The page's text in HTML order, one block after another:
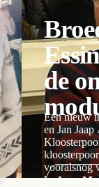
de
Een nieuw
en Jan Jaap
vooralsnog
levensweg
Lees